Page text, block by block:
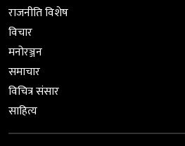
राजनीति विशेष
विचार
मनोरञ्जन
समाचार
विचित्र संसार
साहित्य